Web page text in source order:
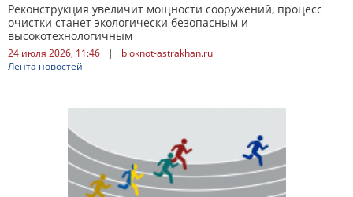
Реконструкция увеличит мощности сооружений, процесс
очистки станет экологически безопасным и
высокотехнологичным
24 июля 2026, 11:46 |
bloknot-astrakhan.ru
Лента новостей